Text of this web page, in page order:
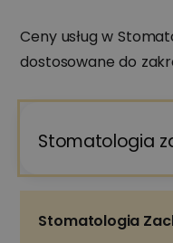
Ceny usług w
dostosowane do
Stomatologia
Stomatologia